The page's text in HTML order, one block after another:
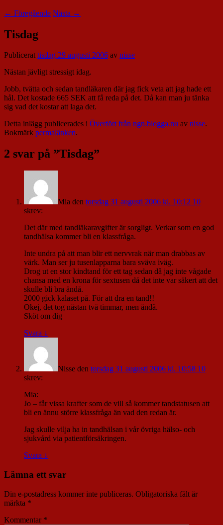
← Föregående Nästa →
Tisdag
Publicerattisdag 29 augusti 2006 av nisse
Nästan jävligt stressigt idag.
Jobb, tvätta och sedan tandläkaren där jag fick veta att jag hade ett
hål. Det kostade 665 SEK att få reda på det. Då kan man ju tänka
sig vad det kostar att laga det.
Detta inlägg publicerades i Överfört från ngn.blogga.nu av nisse.
Bokmärk permalänken.
2 svar på ”Tisdag”
Mia den torsdag 31 augusti 2006 kl. 10:12 10
skrev:
Det där med tandläkaravgifter är sorgligt. Verkar som en god
tandhälsa kommer bli en klassfråga.
Inte undra på att man blir ett nervvrak när man drabbas av
värk. Man ser ju tusenlapparna bara sväva iväg.
Drog ut en stor kindtand för ett tag sedan då jag inte vågade
chansa med en krona för sextusen då det inte var säkert att det
skulle bli bra ändå.
2000 gick kalaset på. För att dra en tand!!
Okej, det tog nästan två timmar, men ändå.
Sköt om dig
Svara ↓
Nisse den torsdag 31 augusti 2006 kl. 10:58 10
skrev:
Mia:
Jo – får vissa krafter som de vill så kommer tandstatusen att
bli en ännu större klassfråga än vad den redan är.
Jag skulle vilja ha in tandhälsan i vår övriga hälso- och
sjukvård via patientförsäkringen.
Svara ↓
Lämna ett svar
Din e-postadress kommer inte publiceras. Obligatoriska fält är
märkta *
Kommentar *